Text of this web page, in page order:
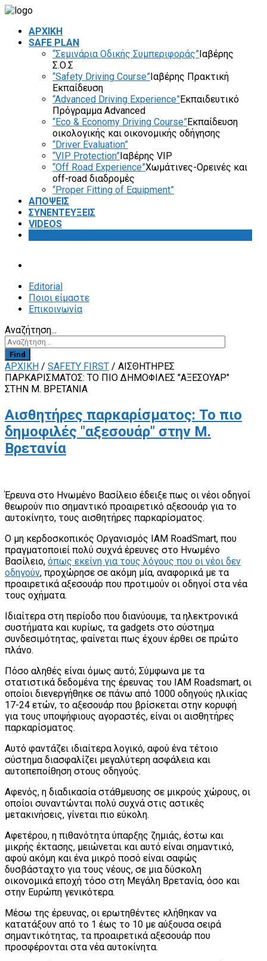
ΑΡΧΙΚΗ
SAFE PLAN
“Σεμινάρια Οδικής Συμπεριφοράς”Ιαβέρης
Σ.Ο.Σ
“Safety Driving Course”Ιαβέρης Πρακτική
Εκπαίδευση
“Advanced Driving Experience”Εκπαιδευτικό
Πρόγραμμα Advanced
“Eco & Economy Driving Course”Εκπαίδευση
οικολογικής και οικονομικής οδήγησης
“Driver Evaluation”
“VIP Protection”Ιαβέρης VIP
“Off Road Experience”Χωμάτινες-Ορεινές και
off-road διαδρομές
“Proper Fitting of Equipment”
ΑΠΟΨΕΙΣ
ΣΥΝΕΝΤΕΥΞΕΙΣ
VIDEOS
Editorial
Ποιοι είμαστε
Επικοινωνία
Αναζήτηση...
Find
ΑΡΧΙΚΗ / SAFETY FIRST / ΑΙΣΘΗΤΉΡΕΣ
ΠΑΡΚΑΡΊΣΜΑΤΟΣ: ΤΟ ΠΙΟ ΔΗΜΟΦΙΛΈΣ "ΑΞΕΣΟΥΆΡ"
ΣΤΗΝ Μ. ΒΡΕΤΑΝΊΑ
Αισθητήρες παρκαρίσματος: Το πιο
δημοφιλές "αξεσουάρ" στην Μ.
Βρετανία
Έρευνα στο Ηνωμένο Βασίλειο έδειξε πως οι νέοι οδηγοί
θεωρούν πιο σημαντικό προαιρετικό αξεσουάρ για το
αυτοκίνητο, τους αισθητήρες παρκαρίσματος.
Ο μη κερδοσκοπικός Οργανισμός IAM RoadSmart, που
πραγματοποιεί πολύ συχνά έρευνες στο Ηνωμένο
Βασίλειο, όπως εκείνη για τους λόγους που οι νέοι δεν
οδηγούν, προχώρησε σε ακόμη μία, αναφορικά με τα
προαιρετικά αξεσουάρ που προτιμούν οι οδηγοί στα νέα
τους οχήματα.
Ιδιαίτερα στη περίοδο που διανύουμε, τα ηλεκτρονικά
συστήματα και κυρίως, τα gadgets στο σύστημα
συνδεσιμότητας, φαίνεται πως έχουν έρθει σε πρώτο
πλάνο.
Πόσο αληθές είναι όμως αυτό; Σύμφωνα με τα
στατιστικά δεδομένα της έρευνας του IAM Roadsmart, οι
οποίοι διενεργήθηκε σε πάνω από 1000 οδηγούς ηλικίας
17-24 ετών, το αξεσουάρ που βρίσκεται στην κορυφή
για τους υποψήφιους αγοραστές, είναι οι αισθητήρες
παρκαρίσματος.
Αυτό φαντάζει ιδιαίτερα λογικό, αφού ένα τέτοιο
σύστημα διασφαλίζει μεγαλύτερη ασφάλεια και
αυτοπεποίθηση στους οδηγούς.
Αφενός, η διαδικασία στάθμευσης σε μικρούς χώρους, οι
οποίοι συναντώνται πολύ συχνά στις αστικές
μετακινήσεις, γίνεται πιο εύκολη.
Αφετέρου, η πιθανότητα ύπαρξης ζημιάς, έστω και
μικρής έκτασης, μειώνεται και αυτό είναι σημαντικό,
αφού ακόμη και ένα μικρό ποσό είναι σαφώς
δυσβάσταχτο για τους νέους, σε μια δύσκολη
οικονομικά εποχή τόσο στη Μεγάλη Βρετανία, όσο και
στην Ευρώπη γενικότερα.
Μέσω της έρευνας, οι ερωτηθέντες κλήθηκαν να
κατατάξουν από το 1 έως το 10 με αύξουσα σειρά
σημαντικότητας, τα προαιρετικά αξεσουάρ που
προσφέρονται στα νέα αυτοκίνητα.